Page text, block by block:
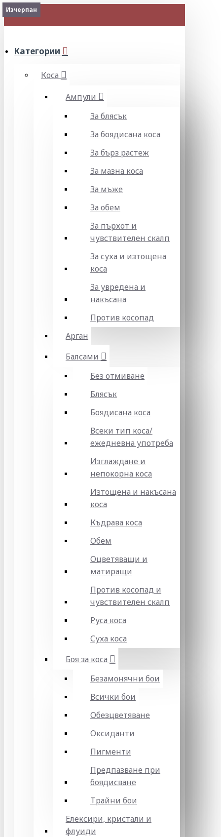
МЕНЮ
Категории
Коса
Ампули
За блясък
За боядисана коса
За бърз растеж
За мазна коса
За мъже
За обем
За пърхот и
чувствителен скалп
За суха и изтощена
коса
За увредена и
накъсана
Против косопад
Арган
Балсами
Без отмиване
Блясък
Боядисана коса
Всеки тип коса/
ежедневна употреба
Изглаждане и
непокорна коса
Изтощена и накъсана
коса
Къдрава коса
Обем
Оцветяващи и
матиращи
Против косопад и
чувствителен скалп
Руса коса
Суха коса
Боя за коса
Безамонячни бои
Всички бои
Обезцветяване
Оксиданти
Пигменти
Предпазване при
боядисване
Трайни бои
Елексири, кристали и
флуиди
Изчерпан
Изчерпан
Изчерпан